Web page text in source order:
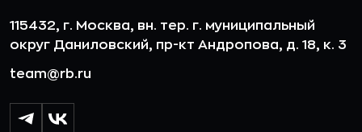
115432, г. Москва, вн. тер. г. муниципальный
округ Даниловский, пр-кт Андропова, д. 18, к. 3
team@rb.ru